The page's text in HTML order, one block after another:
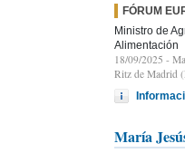
FÓRUM
Ministro de
Alimentación
18/09/2025 -
Ritz de Madrid
María